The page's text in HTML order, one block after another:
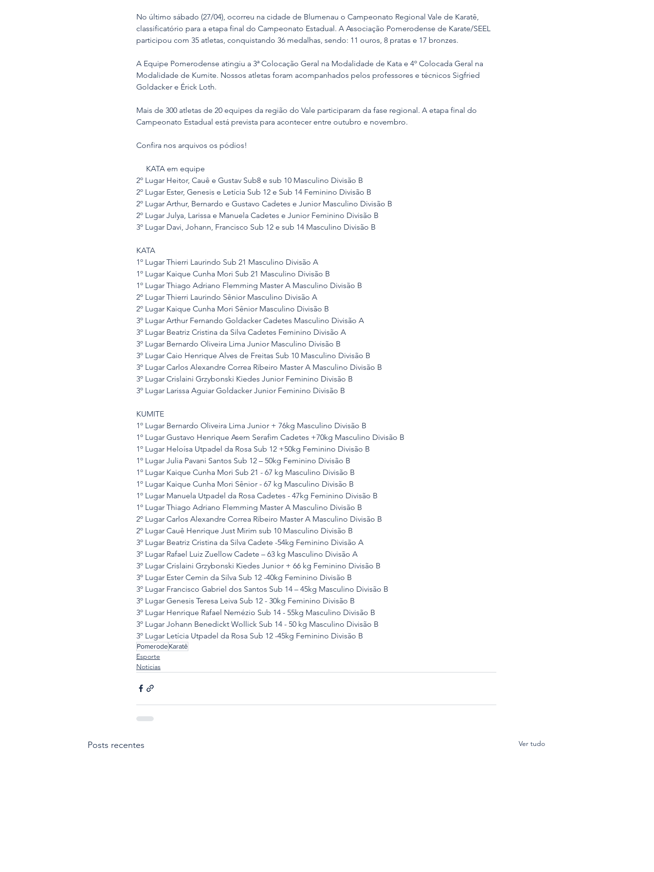
No último sábado (27/04), ocorreu na cidade de Blumenau o Campeonato Regional Vale de Karatê,
classificatório para a etapa final do Campeonato Estadual. A Associação Pomerodense de Karate/SEEL
participou com 35 atletas, conquistando 36 medalhas, sendo: 11 ouros, 8 pratas e 17 bronzes.
A Equipe Pomerodense atingiu a 3ª Colocação Geral na Modalidade de Kata e 4º Colocada Geral na
Modalidade de Kumite. Nossos atletas foram acompanhados pelos professores e técnicos Sigfried
Goldacker e Érick Loth.
Mais de 300 atletas de 20 equipes da região do Vale participaram da fase regional. A etapa final do
Campeonato Estadual está prevista para acontecer entre outubro e novembro.
Confira nos arquivos os pódios!
KATA em equipe
2º Lugar Heitor, Cauê e Gustav Sub8 e sub 10 Masculino Divisão B
2º Lugar Ester, Genesis e Letícia Sub 12 e Sub 14 Feminino Divisão B
2º Lugar Arthur, Bernardo e Gustavo Cadetes e Junior Masculino Divisão B
2º Lugar Julya, Larissa e Manuela Cadetes e Junior Feminino Divisão B
3º Lugar Davi, Johann, Francisco Sub 12 e sub 14 Masculino Divisão B
KATA
1º Lugar Thierri Laurindo Sub 21 Masculino Divisão A
1º Lugar Kaique Cunha Mori Sub 21 Masculino Divisão B
1º Lugar Thiago Adriano Flemming Master A Masculino Divisão B
2º Lugar Thierri Laurindo Sênior Masculino Divisão A
2º Lugar Kaique Cunha Mori Sênior Masculino Divisão B
3º Lugar Arthur Fernando Goldacker Cadetes Masculino Divisão A
3º Lugar Beatriz Cristina da Silva Cadetes Feminino Divisão A
3º Lugar Bernardo Oliveira Lima Junior Masculino Divisão B
3º Lugar Caio Henrique Alves de Freitas Sub 10 Masculino Divisão B
3º Lugar Carlos Alexandre Correa Ribeiro Master A Masculino Divisão B
3º Lugar Crislaini Grzybonski Kiedes Junior Feminino Divisão B
3º Lugar Larissa Aguiar Goldacker Junior Feminino Divisão B
KUMITE
1º Lugar Bernardo Oliveira Lima Junior + 76kg Masculino Divisão B
1º Lugar Gustavo Henrique Asem Serafim Cadetes +70kg Masculino Divisão B
1º Lugar Heloísa Utpadel da Rosa Sub 12 +50kg Feminino Divisão B
1º Lugar Julia Pavani Santos Sub 12 – 50kg Feminino Divisão B
1º Lugar Kaique Cunha Mori Sub 21 - 67 kg Masculino Divisão B
1º Lugar Kaique Cunha Mori Sênior - 67 kg Masculino Divisão B
1º Lugar Manuela Utpadel da Rosa Cadetes - 47kg Feminino Divisão B
1º Lugar Thiago Adriano Flemming Master A Masculino Divisão B
2º Lugar Carlos Alexandre Correa Ribeiro Master A Masculino Divisão B
2º Lugar Cauê Henrique Just Mirim sub 10 Masculino Divisão B
3º Lugar Beatriz Cristina da Silva Cadete -54kg Feminino Divisão A
3º Lugar Rafael Luiz Zuellow Cadete – 63 kg Masculino Divisão A
3º Lugar Crislaini Grzybonski Kiedes Junior + 66 kg Feminino Divisão B
3º Lugar Ester Cemin da Silva Sub 12 -40kg Feminino Divisão B
3º Lugar Francisco Gabriel dos Santos Sub 14 – 45kg Masculino Divisão B
3º Lugar Genesis Teresa Leiva Sub 12 - 30kg Feminino Divisão B
3º Lugar Henrique Rafael Nemézio Sub 14 - 55kg Masculino Divisão B
3º Lugar Johann Benedickt Wollick Sub 14 - 50 kg Masculino Divisão B
3º Lugar Letícia Utpadel da Rosa Sub 12 -45kg Feminino Divisão B
PomerodeKaratê
Esporte
Noticias
Posts recentes Ver tudo